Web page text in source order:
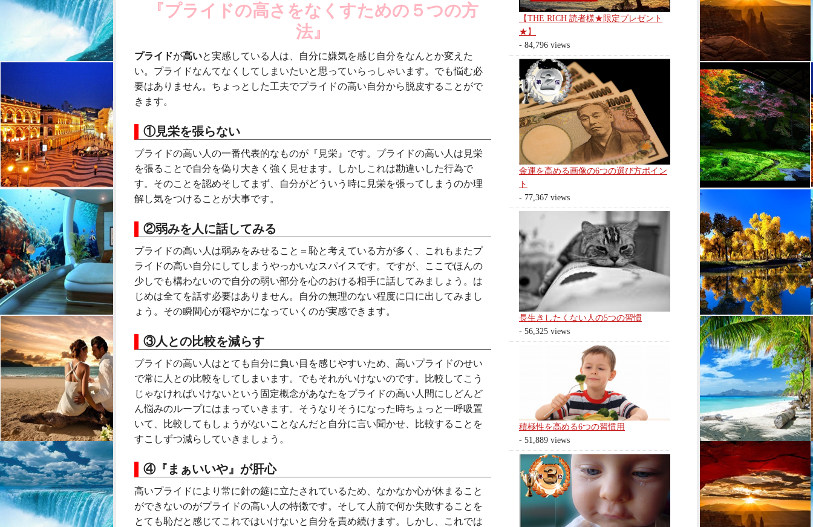
『プライドの高さをなくすための５つの方
法』
プライドが高いと実感している人は、自分に嫌気を感じ自分をなんとか変えた
い。プライドなんてなくしてしまいたいと思っていらっしゃいます。でも悩む必
要はありません。ちょっとした工夫でプライドの高い自分から脱皮することがで
きます。
①見栄を張らない
プライドの高い人の一番代表的なものが『見栄』です。プライドの高い人は見栄
を張ることで自分を偽り大きく強く見せます。しかしこれは勘違いした行為で
す。そのことを認めそしてまず、自分がどういう時に見栄を張ってしまうのか理
解し気をつけることが大事です。
②弱みを人に話してみる
プライドの高い人は弱みをみせること＝恥と考えている方が多く、これもまたプ
ライドの高い自分にしてしまうやっかいなスパイスです。ですが、ここでほんの
少しでも構わないので自分の弱い部分を心のおける相手に話してみましょう。は
じめは全てを話す必要はありません。自分の無理のない程度に口に出してみまし
ょう。その瞬間心が穏やかになっていくのが実感できます。
③人との比較を減らす
プライドの高い人はとても自分に負い目を感じやすいため、高いプライドのせい
で常に人との比較をしてしまいます。でもそれがいけないのです。比較してこう
じゃなければいけないという固定概念があなたをプライドの高い人間にしどんど
ん悩みのループにはまっていきます。そうなりそうになった時ちょっと一呼吸置
いて、比較してもしょうがないことなんだと自分に言い聞かせ、比較することを
すこしずつ減らしていきましょう。
④『まぁいいや』が肝心
高いプライドにより常に針の筵に立たされているため、なかなか心が休まること
ができないのがプライドの高い人の特徴です。そして人前で何か失敗することを
とても恥だと感じてこれではいけないと自分を責め続けます。しかし、これでは
【THE RICH 読者様★限定プレゼント
★】
- 84,796 views
金運を高める画像の6つの選び方ポイン
ト
- 77,367 views
長生きしたくない人の5つの習慣
- 56,325 views
積極性を高める6つの習慣用
- 51,889 views